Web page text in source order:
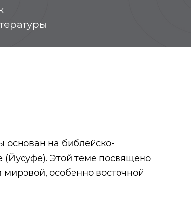
основан на библейско-
Этой теме посвящено
особенно восточной
лес» Тукай Габдулла